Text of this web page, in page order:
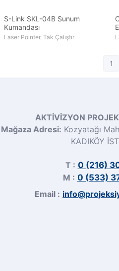
S-Link SKL-04B Sunum
Kumandası
Laser Pointer, Tak Çalıştır
1
AKTİVİZYON
Mağaza Adresi: Kozyatağı
KADIKÖY
T : 0 (216)
M : 0 (533)
Email :